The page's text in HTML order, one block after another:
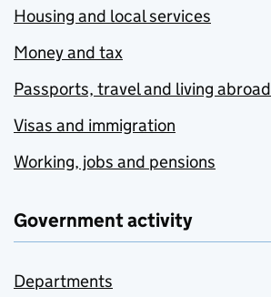
Housing and local services
Money and tax
Passports, travel and living abroad
Visas and immigration
Working, jobs and pensions
Government activity
Departments